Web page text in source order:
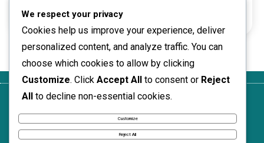
March 2026
O
nama
Kontaktirajte
nas
Uvjeti
korištenja
Politika zaštite
podataka
kolačića
News Express © 2026. All Rights Reserved.
We respect your privacy
Cookies help us improve your experience, deliver
personalized content, and analyze traffic. You can
choose which cookies to allow by clicking
Customize. Click Accept All to consent or Reject
All to decline non-essential cookies.
Customize
Reject All